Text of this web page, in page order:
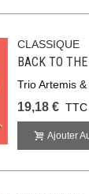
CLASSIQUE
BACK TO THE
Trio Artemis
19,18 € TTC
Ajouter